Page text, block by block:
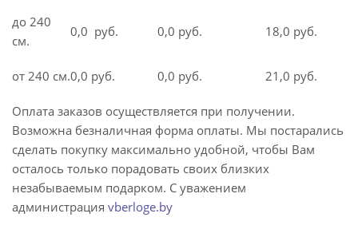
до 240
см.
0,0 руб. 0,0 руб. 18,0 руб.
от 240 см.0,0 руб. 0,0 руб. 21,0 руб.
Оплата заказов осуществляется при получении.
Возможна безналичная форма оплаты. Мы постарались
сделать покупку максимально удобной, чтобы Вам
осталось только порадовать своих близких
незабываемым подарком. С уважением
администрация vberloge.by